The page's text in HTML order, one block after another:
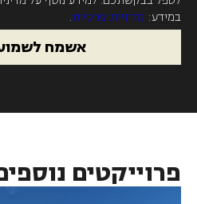
במידע: מדיניות פרטיות.
אשמח
פרוייקטים